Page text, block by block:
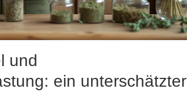
und
ein unterschätzter